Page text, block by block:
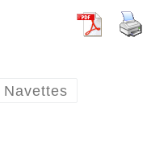
Navettes